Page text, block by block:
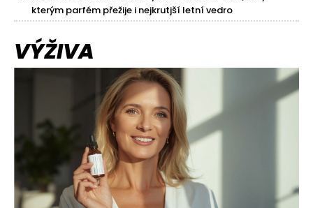
kterým parfém přežije i nejkrutjší letní vedro
VÝŽIVA